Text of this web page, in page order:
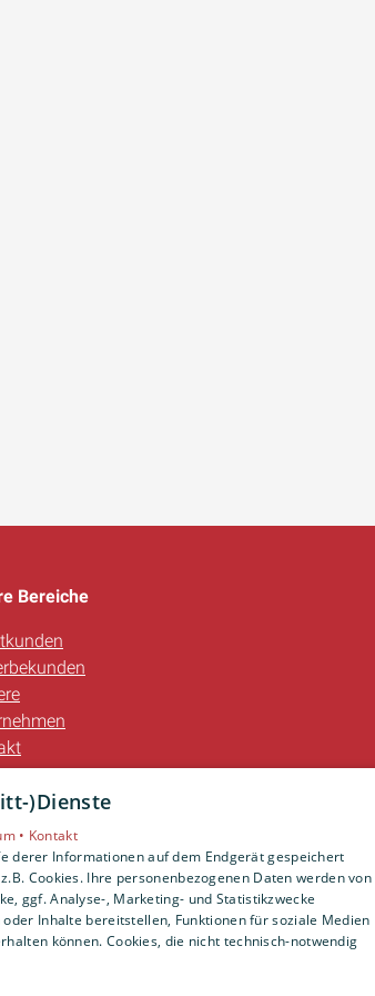
Bereiche
)Dienste
• Kontakt
derer Informationen auf dem Endgerät gespeichert
Cookies. Ihre personenbezogenen Daten werden von
ggf. Analyse-, Marketing- und Statistikzwecke
Inhalte bereitstellen, Funktionen für soziale Medien
können. Cookies, die nicht technisch-notwendig